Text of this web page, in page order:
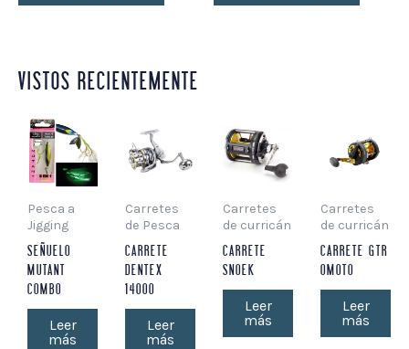
VISTOS RECIENTEMENTE
Pesca a
Jigging
SEÑUELO
MUTANT
COMBO
Leer
más
Carretes
de Pesca
CARRETE
DENTEX
14000
Leer
más
Carretes
de curricán
CARRETE
SNOEK
Leer
más
Carretes
de curricán
CARRETE GTR
OMOTO
Leer
más